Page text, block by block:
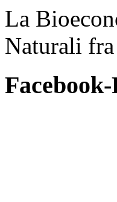
La
Naturali